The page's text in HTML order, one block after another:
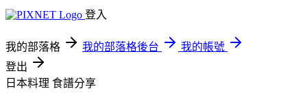
登入
我的部落格 我的部落格後台
我的帳號
登出
日本料理 食譜分享